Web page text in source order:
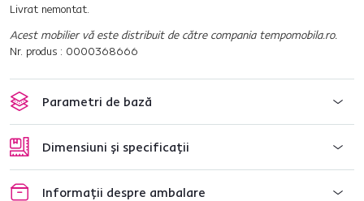
Livrat nemontat.
Acest mobilier vă este distribuit de către compania tempomobila.ro.
Nr. produs : 0000368666
Parametri de bază
Dimensiuni și specificații
Informații despre ambalare